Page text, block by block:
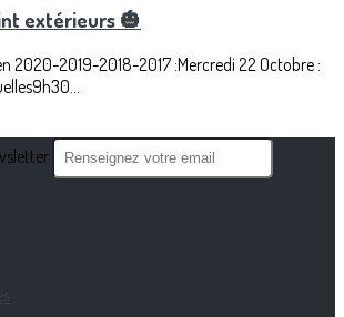
extérieurs 🎃
2020-2019-2018-2017 :Mercredi 22 Octobre :